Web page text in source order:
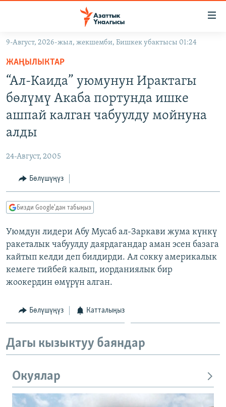
Навигацияга
өтүңүз
Издөөгө
салыңыз
КЫРГЫЗСТАН
ДҮЙНӨ
УКРАИНА
БҮГҮН АЗАТТЫКТА
ЭКСПЕРТТЕР ТАЛДАЙТ
БИЗ ЖАНА ДҮЙНӨ
ЭЖЕ-СИҢДИЛЕР
АЗАТТЫК+
ЫҢГАЙСЫЗ СУРООЛОР
ПОДКАСТ
ӨЗГӨЧӨ ПИКИР
Русский
ОНЛАЙН ШЕРИНЕ
9-Август, 2026-жыл, жекшемби, Бишкек убактысы 01:24
ЖАҢЫЛЫКТАР
“Ал-Каида” уюмунун Ирактагы
бөлүмү Акаба портунда ишке
ашпай калган чабуулду мойнуна
алды
24-Август, 2005
Бөлүшүңүз
Бизди Google'дан табыңыз
Уюмдун лидери Абу Мусаб ал-Заркави жума күнкү
ракеталык чабуулду даярдагандар аман эсен базага
кайтып келди деп билдирди. Ал сокку америкалык
кемеге тийбей калып, иорданиялык бир
жоокердин өмүрүн алган.
Бөлүшүңүз Катталыңыз
Дагы кызыктуу баяндар
Окуялар